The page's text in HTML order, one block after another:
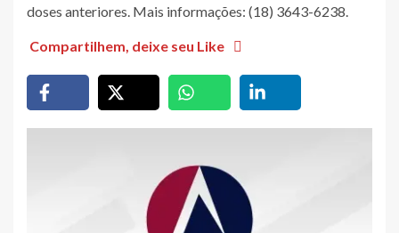
doses anteriores. Mais informações: (18) 3643-6238.
Compartilhem, deixe seu Like 